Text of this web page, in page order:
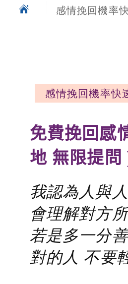
感情挽回機率
感情挽回機率快
免費挽回感
地 無限提問
我認為人與
會理解對方
若是多一分
對的人 不要